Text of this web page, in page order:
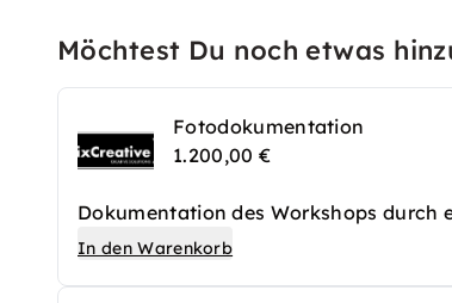
Möchtest Du noch etwas
Fotodokumentation
1.200,00 €
Dokumentation des Workshops durch
In den Warenkorb